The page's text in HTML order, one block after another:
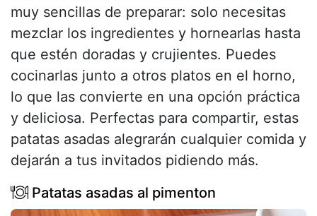
muy sencillas de preparar: solo necesitas
mezclar los ingredientes y hornearlas hasta
que estén doradas y crujientes. Puedes
cocinarlas junto a otros platos en el horno,
lo que las convierte en una opción práctica
y deliciosa. Perfectas para compartir, estas
patatas asadas alegrarán cualquier comida y
dejarán a tus invitados pidiendo más.
Patatas asadas al pimenton